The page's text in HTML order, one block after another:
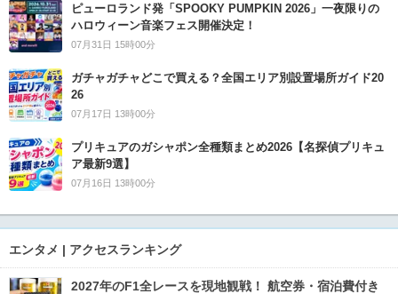
ピューロランド発「SPOOKY PUMPKIN 2026」一夜限りの
ハロウィーン音楽フェス開催決定！
07月31日 15時00分
ガチャガチャどこで買える？全国エリア別設置場所ガイド20
26
07月17日 13時00分
プリキュアのガシャポン全種類まとめ2026【名探偵プリキュ
ア最新9選】
07月16日 13時00分
エンタメ | アクセスランキング
2027年のF1全レースを現地観戦！ 航空券・宿泊費付き